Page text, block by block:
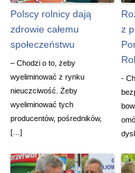
Polscy rolnicy dają
zdrowie całemu
społeczeństwu
– Chodzi o to, żeby
wyeliminować z rynku
nieuczciwość. Żeby
wyeliminować tych
producentów, pośredników,
[…]
z
-